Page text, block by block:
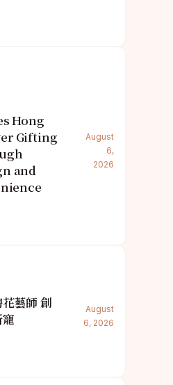
Hong
Gifting
and
August
6,
2026
藝師 創
August
6, 2026